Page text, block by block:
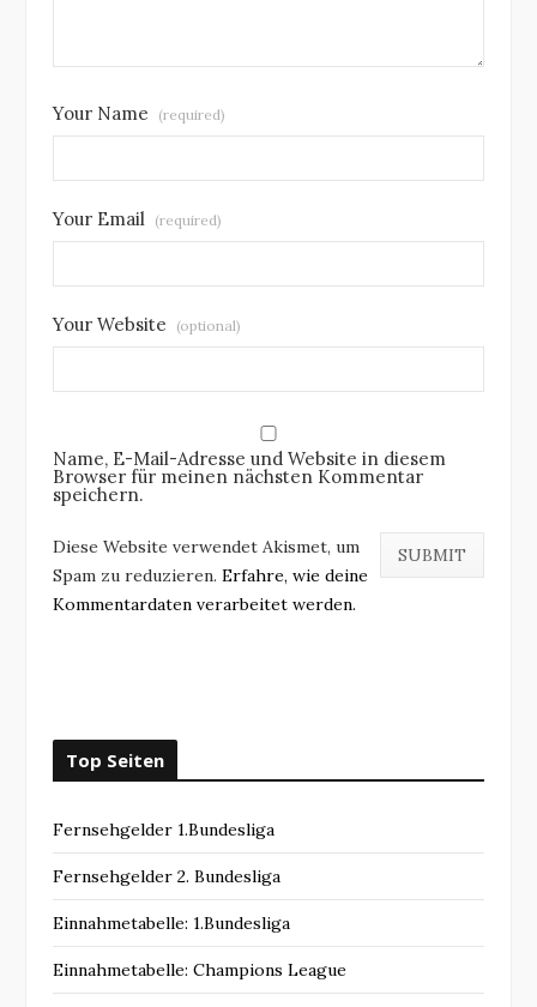
Your Name (required)
Your Email (required)
Your Website (optional)
Name, E-Mail-Adresse und Website in diesem
Browser für meinen nächsten Kommentar
speichern.
Diese Website verwendet Akismet, um
Spam zu reduzieren. Erfahre, wie deine
Kommentardaten verarbeitet werden.
Top Seiten
Fernsehgelder 1.Bundesliga
Fernsehgelder 2. Bundesliga
Einnahmetabelle: 1.Bundesliga
Einnahmetabelle: Champions League